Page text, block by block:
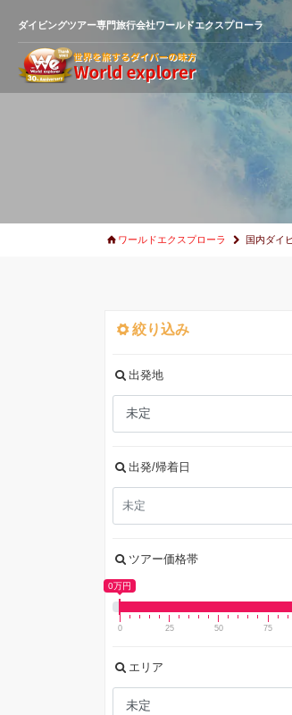
ワールドエクスプローラ 国内ダイ
絞り込み
出発地
出発/帰着日
ツアー価格帯
0万円
0 25 50 75
エリア
ダイビングツアー専門旅行会社ワールドエクスプローラ